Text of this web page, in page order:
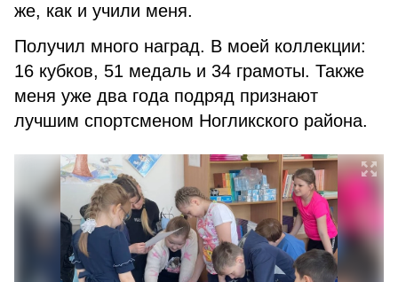
же, как и учили меня.
Получил много наград. В моей коллекции:
16 кубков, 51 медаль и 34 грамоты. Также
меня уже два года подряд признают
лучшим спортсменом Ногликского района.